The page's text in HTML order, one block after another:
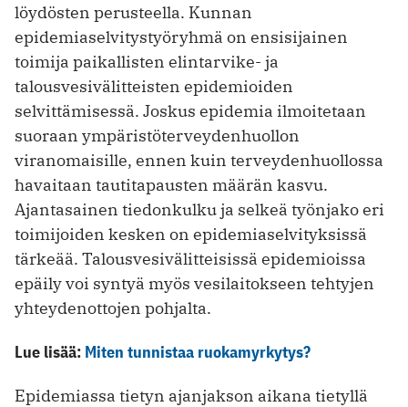
löydösten ­perusteella. Kunnan
epidemiaselvitystyöryhmä on ensisijainen
toimija paikallisten elintarvike- ja
talousvesivälitteisten epidemioiden
selvittämisessä. Joskus epidemia ilmoitetaan
suoraan ympäristöterveydenhuollon
viranomaisille, ennen kuin terveydenhuollossa
havaitaan tautitapausten määrän kasvu.
Ajantasainen tiedonkulku ja selkeä työnjako eri
toimijoiden kesken on epidemiaselvityksissä
tärkeää. Talousvesivälitteisissä epidemioissa
epäily voi syntyä myös vesilaitokseen tehtyjen
yhteydenottojen pohjalta.
Lue lisää: Miten tunnistaa ruokamyrkytys?
Epidemiassa tietyn ajanjakson aikana tietyllä